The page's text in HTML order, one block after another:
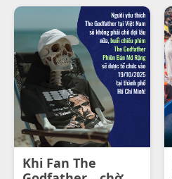
Khi Fan The